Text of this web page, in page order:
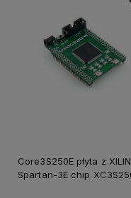
Core3S250E płyta z
Spartan-3E chip